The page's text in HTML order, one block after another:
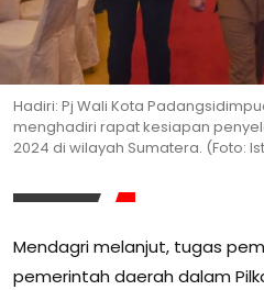
Hadiri: Pj Wali Kota
menghadiri rapat kesiapan
2024 di wilayah Sumatera. (Foto:
Mendagri melanjut, tugas
pemerintah daerah dalam